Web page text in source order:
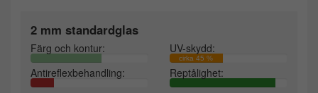
2 mm standardglas
Färg och kontur: UV-skydd:
cirka 45 %
Antireflexbehandling: Reptålighet: